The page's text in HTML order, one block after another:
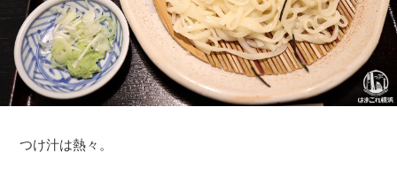
つけ汁は熱々。